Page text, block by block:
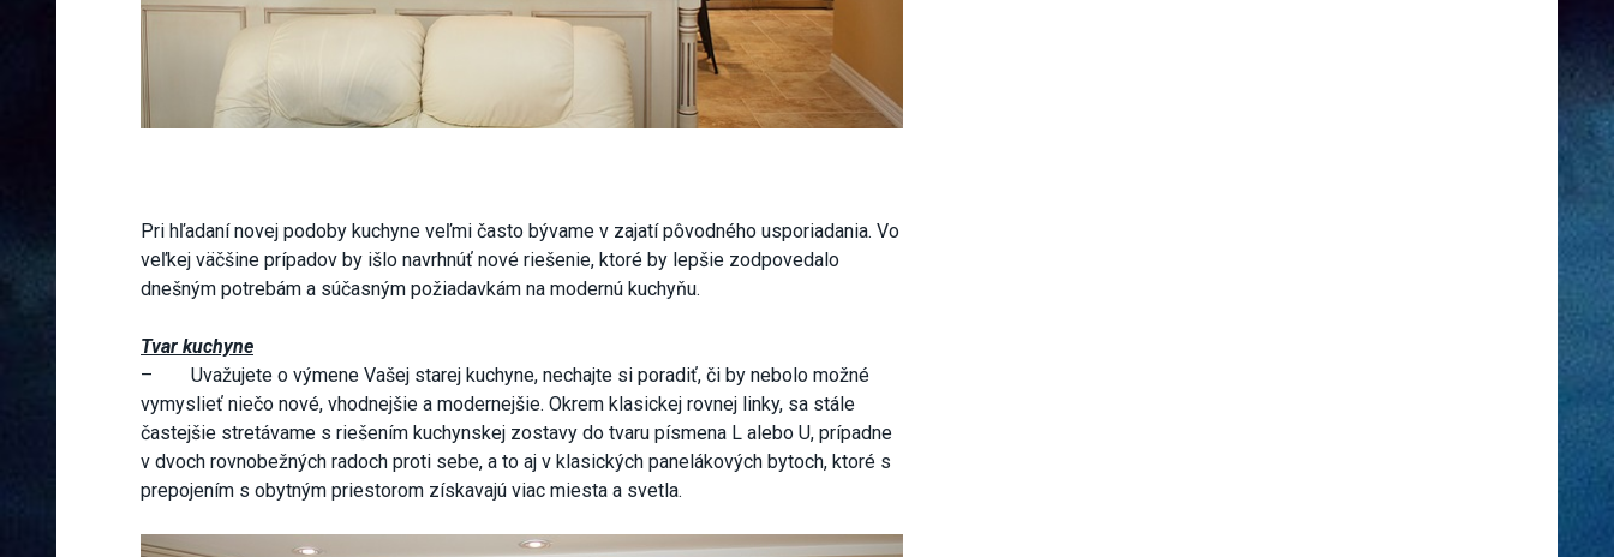
Pri hľadaní novej podoby kuchyne veľmi často bývame v zajatí pôvodného usporiadania. Vo
veľkej väčšine prípadov by išlo navrhnúť nové riešenie, ktoré by lepšie zodpovedalo
dnešným potrebám a súčasným požiadavkám na modernú kuchyňu.
Tvar kuchyne
– Uvažujete o výmene Vašej starej kuchyne, nechajte si poradiť, či by nebolo možné
vymyslieť niečo nové, vhodnejšie a modernejšie. Okrem klasickej rovnej linky, sa stále
častejšie stretávame s riešením kuchynskej zostavy do tvaru písmena L alebo U, prípadne
v dvoch rovnobežných radoch proti sebe, a to aj v klasických panelákových bytoch, ktoré s
prepojením s obytným priestorom získavajú viac miesta a svetla.